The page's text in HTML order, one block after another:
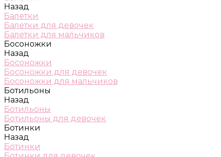
Назад
Балетки
Балетки для девочек
Балетки для мальчиков
Босоножки
Назад
Босоножки
Босоножки для девочек
Босоножки для мальчиков
Ботильоны
Назад
Ботильоны
Ботильоны для девочек
Ботинки
Назад
Ботинки